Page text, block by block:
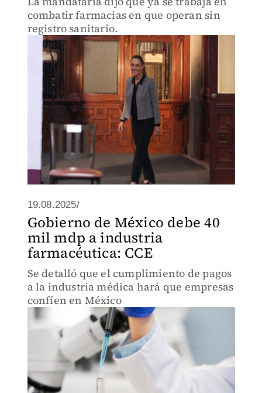
combatir farmacias en que operan sin
registro sanitario.
19.08.2025/
Gobierno de México debe 40
mil mdp a industria
farmacéutica: CCE
Se detalló que el cumplimiento de pagos
a la industria médica hará que empresas
confíen en México